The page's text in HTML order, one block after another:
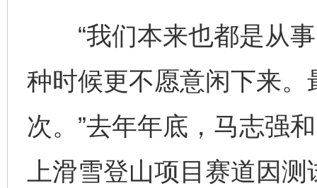
“我们本来也都是从事
种时候更不愿意闲下来
次。”去年年底，马志强
上滑雪登山项目赛道因